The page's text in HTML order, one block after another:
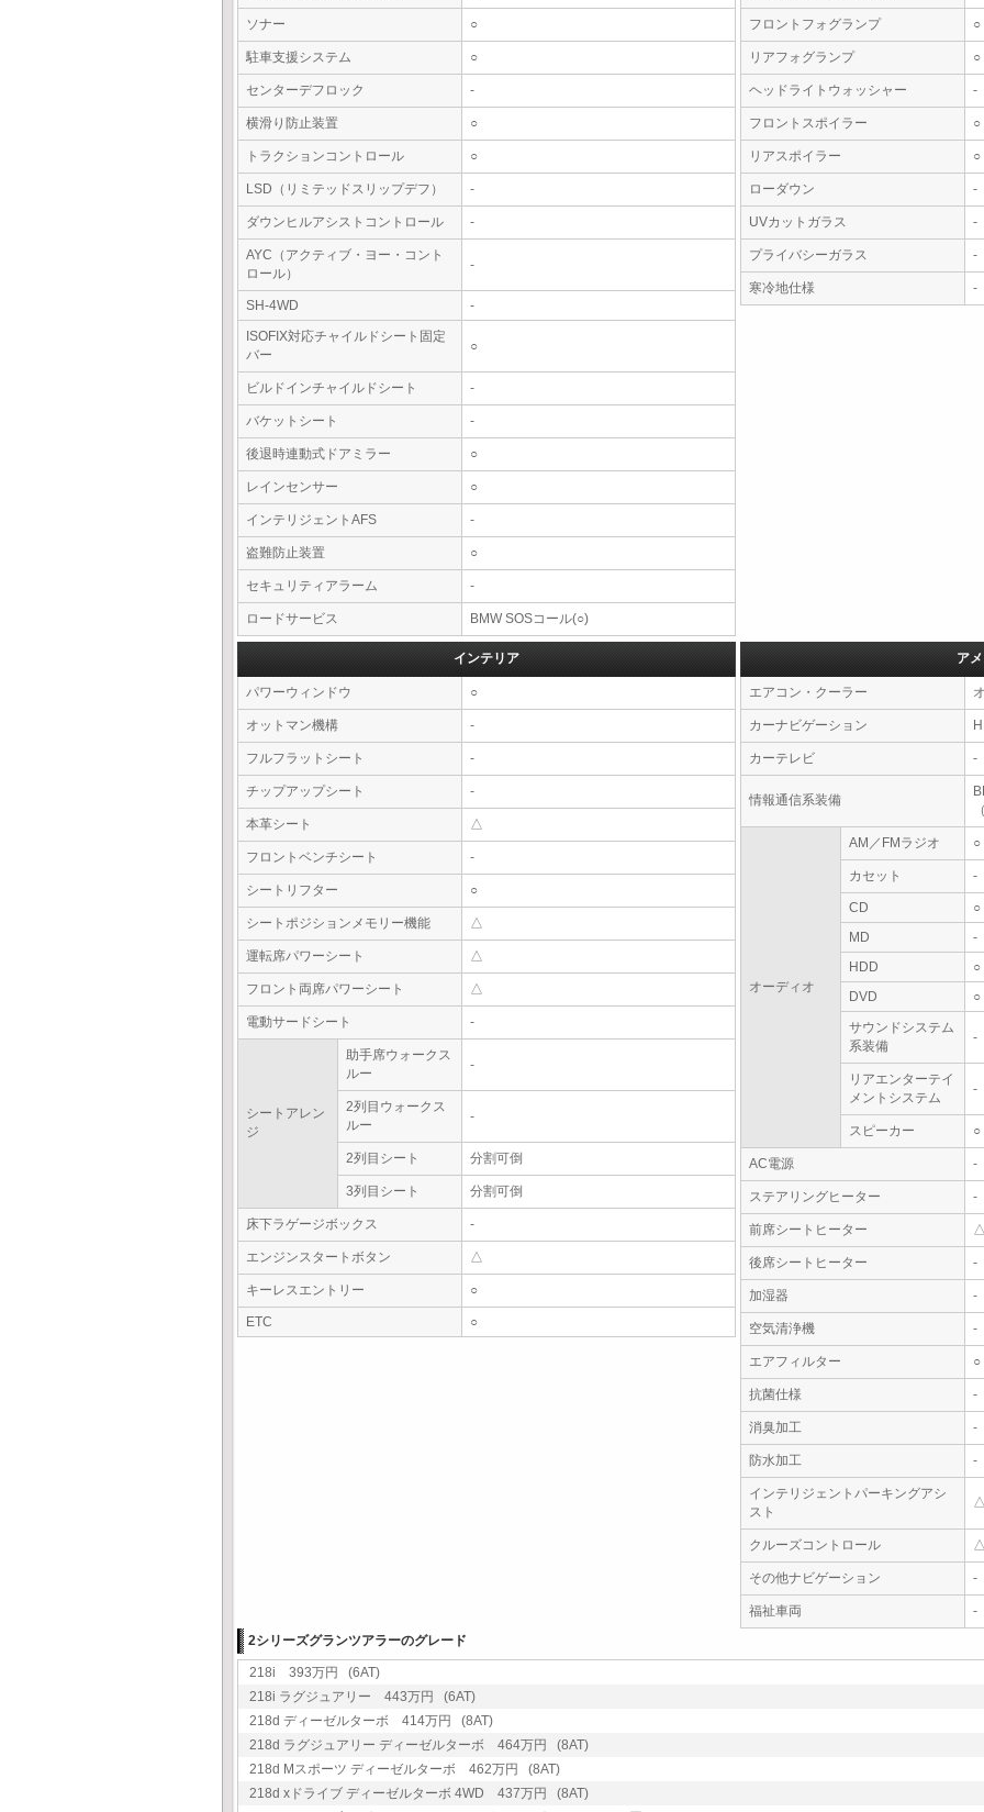
ソナー ○
駐車支援システム ○
センターデフロック -
横滑り防止装置 ○
トラクションコントロール ○
LSD（リミテッドスリップデフ） -
ダウンヒルアシストコントロール -
AYC（アクティブ・ヨー・コント
ロール）
-
SH-4WD
-
ISOFIX対応チャイルドシート固定
バー
○
ビルドインチャイルドシート -
バケットシート -
後退時連動式ドアミラー ○
レインセンサー ○
インテリジェントAFS -
盗難防止装置 ○
セキュリティアラーム -
ロードサービス BMW SOSコール(○)
フロントフォグランプ ○
リアフォグランプ ○
ヘッドライトウォッシャー -
フロントスポイラー ○
リアスポイラー ○
ローダウン -
UVカットガラス -
プライバシーガラス -
寒冷地仕様 -
インテリア
パワーウィンドウ ○
オットマン機構 -
フルフラットシート -
チップアップシート -
本革シート △
フロントベンチシート -
シートリフター ○
シートポジションメモリー機能 △
運転席パワーシート △
フロント両席パワーシート △
電動サードシート -
シートアレン
ジ
助手席ウォークス
ルー
-
2列目ウォークス
ルー
-
2列目シート 分割可倒
3列目シート 分割可倒
床下ラゲージボックス -
エンジンスタートボタン △
キーレスエントリー ○
ETC ○
ア
エアコン・クーラー
カーナビゲーション
カーテレビ -
情報通信系装備
オーディオ
AM／FMラジオ ○
カセット -
CD
○
MD
-
HDD
○
DVD
○
サウンドシステム
系装備
-
リアエンターテイ
メントシステム
-
スピーカー ○
AC電源 -
ステアリングヒーター -
前席シートヒーター
後席シートヒーター -
加湿器 -
空気清浄機 -
エアフィルター ○
抗菌仕様 -
消臭加工 -
防水加工 -
インテリジェントパーキングアシ
スト
クルーズコントロール
その他ナビゲーション -
福祉車両
-
2シリーズグランツアラーのグレード
218i 393万円 (6AT)
218i ラグジュアリー 443万円 (6AT)
218d ディーゼルターボ 414万円 (8AT)
218d ラグジュアリー ディーゼルターボ 464万円 (8AT)
218d Mスポーツ ディーゼルターボ 462万円 (8AT)
218d xドライブ ディーゼルターボ 4WD 437万円 (8AT)